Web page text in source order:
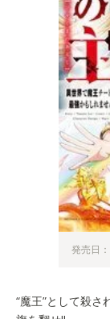
発売日
“魔王”として殺